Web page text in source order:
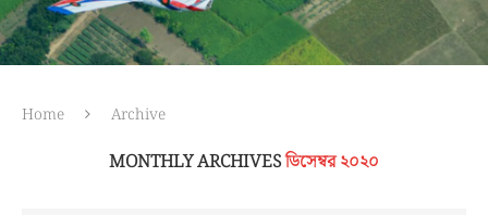
Home Archive
MONTHLY ARCHIVESডিসেম্বর ২০২০